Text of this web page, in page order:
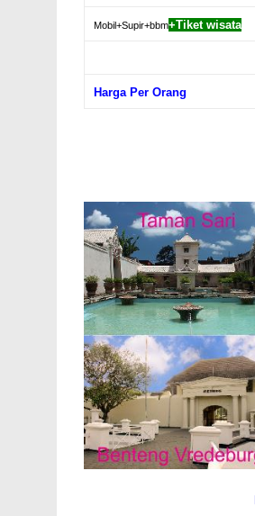
Mobil+Supir+bbm+Tiket wisata
Harga Per Orang